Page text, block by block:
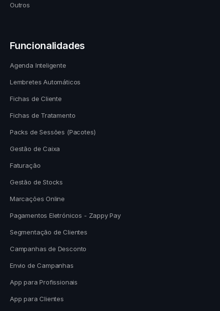
Outros
Funcionalidades
Agenda Inteligente
Lembretes Automáticos
Fichas de Cliente
Fichas de Tratamento
Packs de Sessões (Pacotes)
Gestão de Caixa
Faturação
Gestão de Stocks
Marcações Online
Pagamentos Eletrónicos - Zappy Pay
Segmentação de Clientes
Campanhas de Desconto
Envio de Campanhas
App para Profissionais
App para Clientes